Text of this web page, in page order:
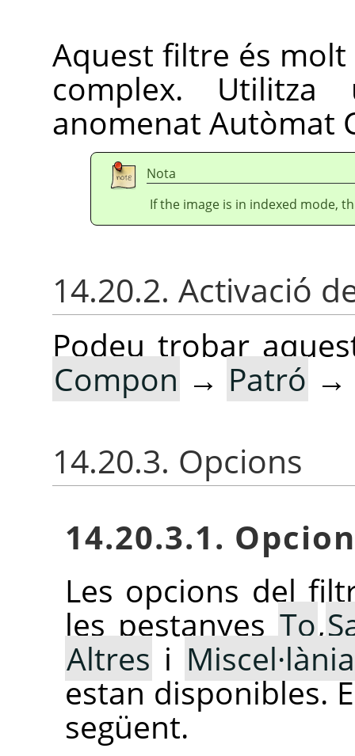
Aquest filtre és
complex. Utilitza
anomenat Autòmat
Nota
If the image is in indexed mode,
14.20.2. Activació
Podeu trobar
Compon → Patró →
14.20.3. Opcions
14.20.3.1.
Les opcions del
les pestanyesTo,
Altres i Miscel·lània
estan disponibles.
següent.